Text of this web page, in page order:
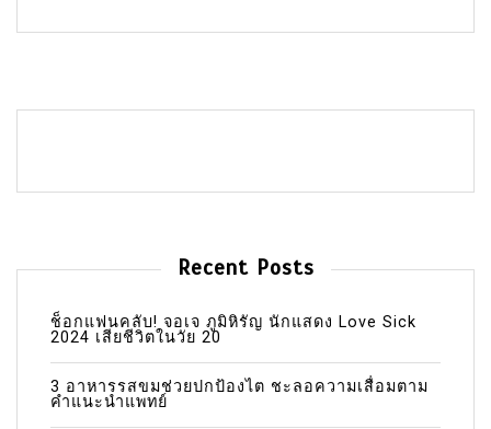
Recent Posts
ช็อกแฟนคลับ! จอเจ ภูมิหิรัญ นักแสดง Love Sick
2024 เสียชีวิตในวัย 20
3 อาหารรสขมช่วยปกป้องไต ชะลอความเสื่อมตาม
คำแนะนำแพทย์